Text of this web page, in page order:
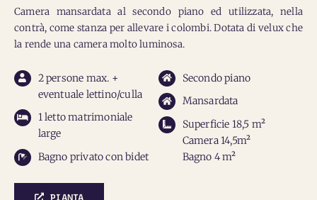
Camera mansardata al secondo piano ed utilizzata, nella
contrà, come stanza per allevare i colombi. Dotata di velux che
la rende una camera molto luminosa.
2 persone max. +
eventuale lettino/culla
1 letto matrimoniale
large
Bagno privato con bidet
Secondo piano
Mansardata
Superficie 18,5 m²
Camera 14,5m²
Bagno 4 m²
PIANTA